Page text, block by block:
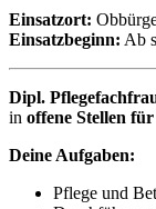
Einsatzort:
Einsatzbeginn: Ab
Dipl.
in offene Stellen
Deine Aufgaben:
Pflege und